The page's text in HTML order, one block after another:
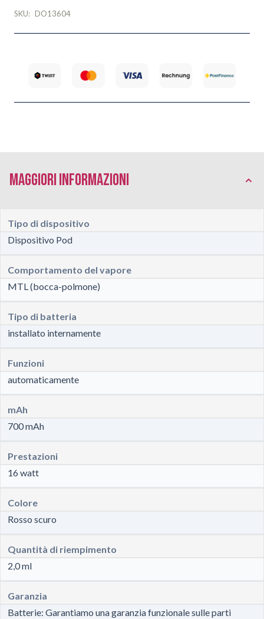
SKU: DO13604
Maggiori Informazioni
Tipo di dispositivo
Dispositivo Pod
Comportamento del vapore
MTL (bocca-polmone)
Tipo di batteria
installato internamente
Funzioni
automaticamente
mAh
700 mAh
Prestazioni
16 watt
Colore
Rosso scuro
Quantità di riempimento
2,0 ml
Garanzia
Batterie: Garantiamo una garanzia funzionale sulle parti